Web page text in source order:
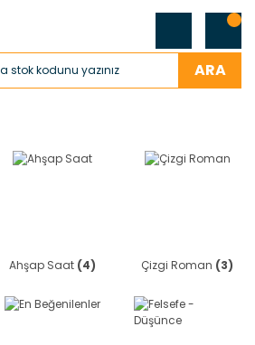
ARA
Ahşap Saat (4) Çizgi Roman (3)